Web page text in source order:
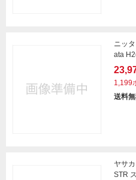
ニッ
ata
1,199
送料
ヤサ
STR